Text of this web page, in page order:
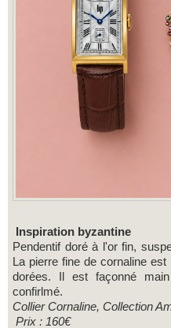
Inspiration byzantine
Pendentif doré à l'or fin,
La pierre fine de cornaline
dorées. Il est façonné
confirlmé.
Collier Cornaline, Collection
Prix : 160€